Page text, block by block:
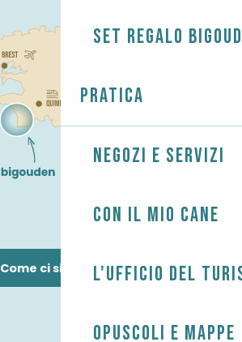
Set regalo
Pratica
Negozi e servizi
Con il mio cane
L'Ufficio del
Opuscoli e mappe
Come ci si arriva?